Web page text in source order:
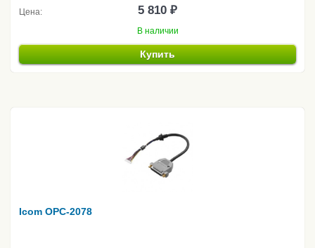
Цена: 5 810 ₽
В наличии
Купить
Icom OPC-2078